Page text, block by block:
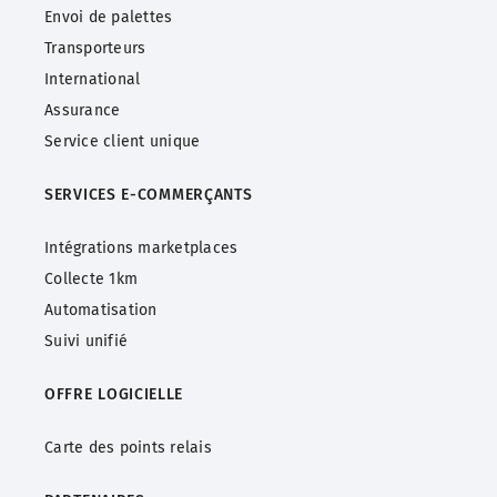
Envoi de palettes
Transporteurs
International
Assurance
Service client unique
SERVICES E-COMMERÇANTS
Intégrations marketplaces
Collecte 1km
Automatisation
Suivi unifié
OFFRE LOGICIELLE
Carte des points relais